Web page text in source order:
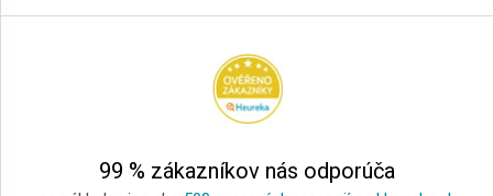
á
99 % zákazníkov nás odporúča